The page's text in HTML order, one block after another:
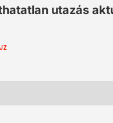
utazás